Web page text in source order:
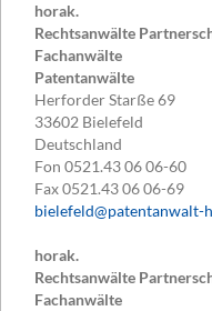
horak.
Rechtsanwälte
Fachanwälte
Patentanwälte
Herforder Starße 69
33602 Bielefeld
Deutschland
Fon 0521.43 06 06-60
Fax0521.43 06 06-69
bielefeld@patentanwalt-
horak.
Rechtsanwälte
Fachanwälte